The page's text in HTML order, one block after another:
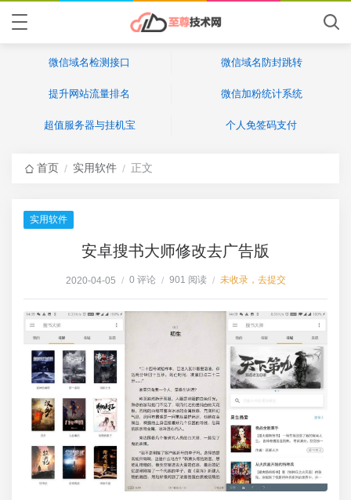
微信域名检测接口 微信域名防封跳转
提升网站流量排名 微信加粉统计系统
超值服务器与挂机宝 个人免签码支付
首页 / 实用软件 / 正文
实用软件
安卓搜书大师修改去广告版
2020-04-05 / 0 评论 / 901 阅读 / 未收录，去提交